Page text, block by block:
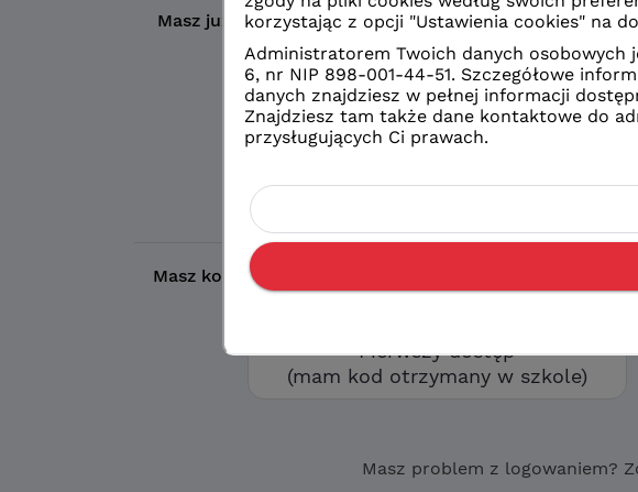
Masz już konto?Wybierz wybrany przez Ciebie sposób
Logowanie
konto eduVULCAN
zwykłe konto szkolne
Masz kod otrzymany w szkole?
Aby utworzyć swoje
opcję „Pierwszy dostęp”
Pierwszy dostęp
(mam kod otrzymany w szkole)
Masz problem z logowaniem?